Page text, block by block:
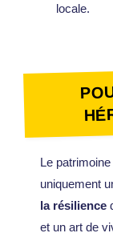
locale.
Le
uniquement
la résilience
et un art de